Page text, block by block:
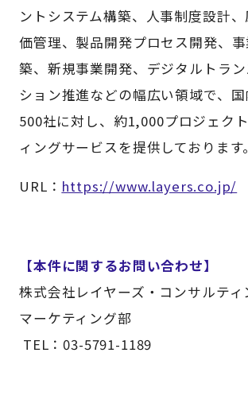
ントシステム構築、人事制度設計
価管理、製品開発プロセス開発、
築、新規事業開発、デジタルトラ
ション推進などの幅広い領域で、
500社に対し、約1,000プロジェク
ィングサービスを提供しております。
URL： https://www.layers.co.jp/
【本件に関するお問い合わせ】
株式会社レイヤーズ・コンサルティ
マーケティング部
TEL：03-5791-1189